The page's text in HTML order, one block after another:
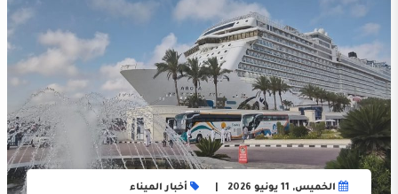
الخميس, 11 يونيو 2026 أخبار الميناء